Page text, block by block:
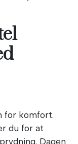
for komfort.
du for at
Dagen